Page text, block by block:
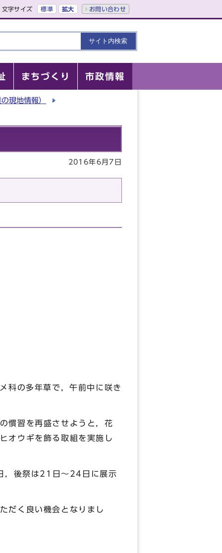
文字サイズ 標準 拡大 お問い合わせ
まちづくり 市政情報
現地情報）
2016年6月7日
の多年草で，午前中に咲き
慣習を再盛させようと，花
オウギを飾る取組を実施し
，後祭は21日～24日に展示
だく良い機会となりまし